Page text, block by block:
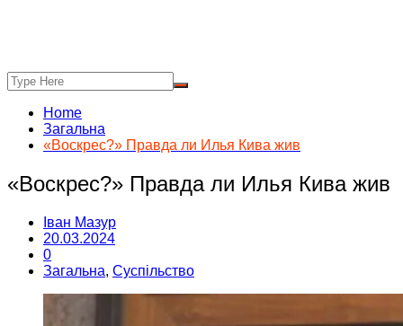
Home
Загальна
«Воскрес?» Правда ли Илья Кива жив
«Воскрес?» Правда ли Илья Кива жив
Іван Мазур
20.03.2024
0
Загальна, Суспільство